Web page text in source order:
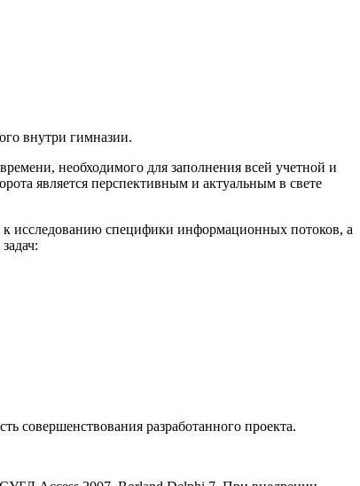
внутри гимназии.
необходимого для заполнения всей учетной и
является перспективным и актуальным в свете
к исследованию специфики информационных потоков, а
совершенствования разработанного проекта.